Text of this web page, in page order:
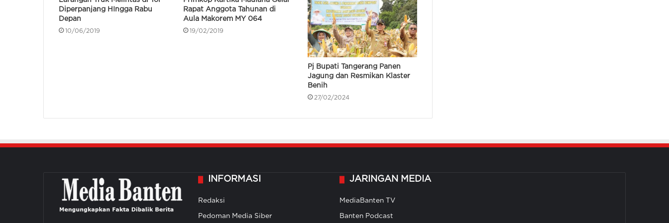
Kisah Rapih Herdiansyah: Dari
Wartawan Hingga Jadi Komisaris
PT Pelabuhan Cilegon Mandiri
Gubernur Banten Terima Petugas
Pendataan Lapangan Sensus
Ekonomi 2026
262 Rumah Tak Layak Huni di Lebak
Kabupaten Lebak Turun Jadi
Rp22.500 / Kg
Diperpanjang HIngga Rabu
Depan
10/06/2019
Rapat Anggota Tahunan di
Aula Makorem MY 064
19/02/2019
Pj Bupati Tangerang Panen
Jagung dan Resmikan Klaster
Benih
27/02/2024
INFORMASI
Redaksi
Pedoman Media Siber
JARINGAN MEDIA
MediaBanten TV
Banten Podcast